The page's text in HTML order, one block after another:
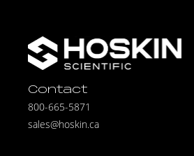
Contact
800-665-5871
sales@hoskin.ca